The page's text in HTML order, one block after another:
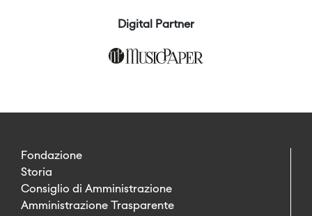
Digital Partner
Fondazione
Storia
Consiglio di Amministrazione
Amministrazione Trasparente